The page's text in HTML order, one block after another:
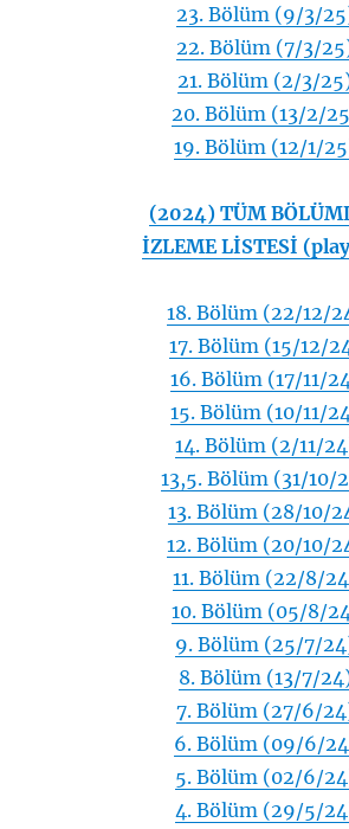
23. Bölüm (9/3/
22. Bölüm (7/3/
21. Bölüm (2/3/
20. Bölüm (13/2/
19. Bölüm (12/1/
(2024) TÜM
İZLEME LİSTESİ
18. Bölüm (22/12/
17. Bölüm (15/12/
16. Bölüm (17/11/
15. Bölüm (10/11/
14. Bölüm (2/11/
13,5. Bölüm (31/10/
13. Bölüm (28/10/
12. Bölüm (20/10/
11. Bölüm (22/8/
10. Bölüm (05/8/
9. Bölüm (25/7/
8. Bölüm (13/7/
7. Bölüm (27/6/
6. Bölüm (09/6/
5. Bölüm (02/6/
4. Bölüm (29/5/